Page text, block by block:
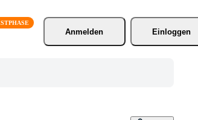
Anmelden
Einloggen